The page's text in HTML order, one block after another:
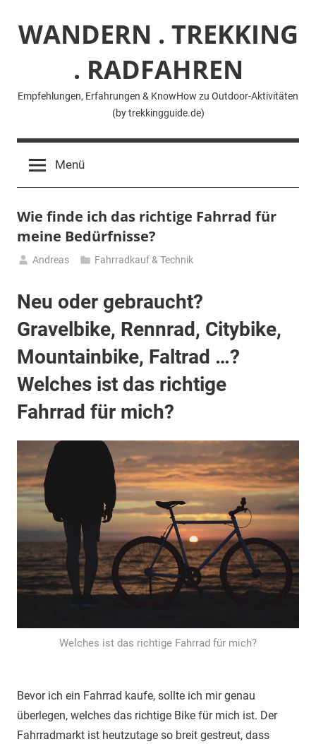
Inhalt
springenWANDERN . TREKKING
. RADFAHREN
Empfehlungen, Erfahrungen & KnowHow zu Outdoor-Aktivitäten
(by trekkingguide.de)
Menü
Wie finde ich das richtige Fahrrad für
meine Bedürfnisse?
März
2024
Andreas Fahrradkauf & Technik
Neu oder gebraucht?
Gravelbike, Rennrad, Citybike,
Mountainbike, Faltrad …?
Welches ist das richtige
Fahrrad für mich?
Welches ist das richtige Fahrrad für mich?
Bevor ich ein Fahrrad kaufe, sollte ich mir genau
überlegen, welches das richtige Bike für mich ist. Der
Fahrradmarkt ist heutzutage so breit gestreut, dass